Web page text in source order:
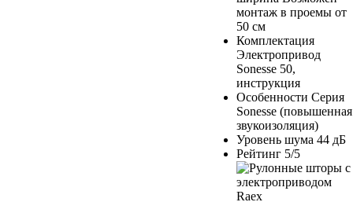
монтаж в проемы от
50 см
Комплектация
Электропривод
Sonesse 50,
инструкция
Особенности Серия
Sonesse (повышенная
звукоизоляция)
Уровень шума 44 дБ
Рейтинг 5/5